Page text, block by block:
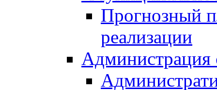
Прогнозный
реализации
Администрация